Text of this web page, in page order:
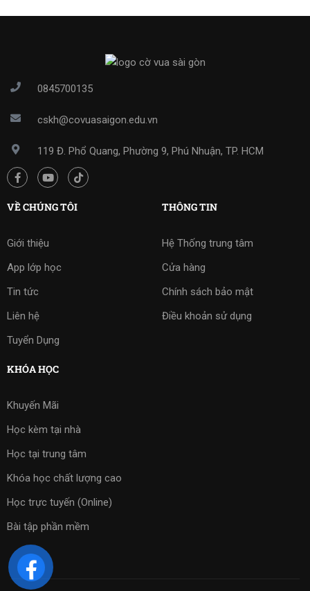
0845700135
cskh@covuasaigon.edu.vn
119 Đ. Phổ Quang, Phường 9, Phú Nhuận, TP. HCM
VỀ CHÚNG TÔI
Giới thiệu
App lớp học
Tin tức
Liên hệ
Tuyển Dụng
THÔNG TIN
Hệ Thống trung tâm
Cửa hàng
Chính sách bảo mật
Điều khoản sử dụng
KHÓA HỌC
Khuyến Mãi
Học kèm tại nhà
Học tại trung tâm
Khóa học chất lượng cao
Học trực tuyến (Online)
Bài tập phần mềm